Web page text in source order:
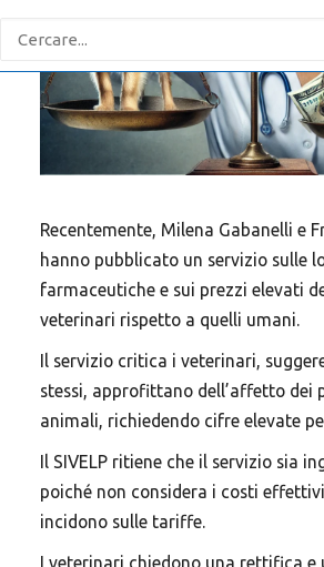
Recentemente, Milena Gabanelli e
hanno pubblicato un servizio sulle
farmaceutiche e sui prezzi elevati
veterinari rispetto a quelli umani.
Il servizio critica i veterinari,
stessi, approfittano dell’affetto dei
animali, richiedendo cifre elevate
Il SIVELP ritiene che il servizio sia
poiché non considera i costi
incidono sulle tariffe.
I veterinari chiedono una rettifica e
Sivelp
Assicurazioni
Comunicati Stampa –
Leggi & Fisco
Corsi e Convegni
Argomenti in evidenza
VETERINARI FARMACO VETERINARIO